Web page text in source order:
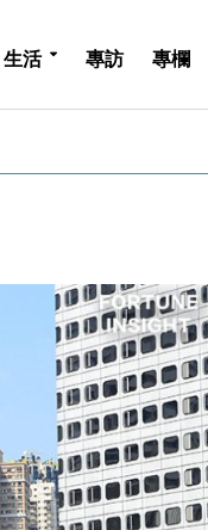
生活 專訪 專欄